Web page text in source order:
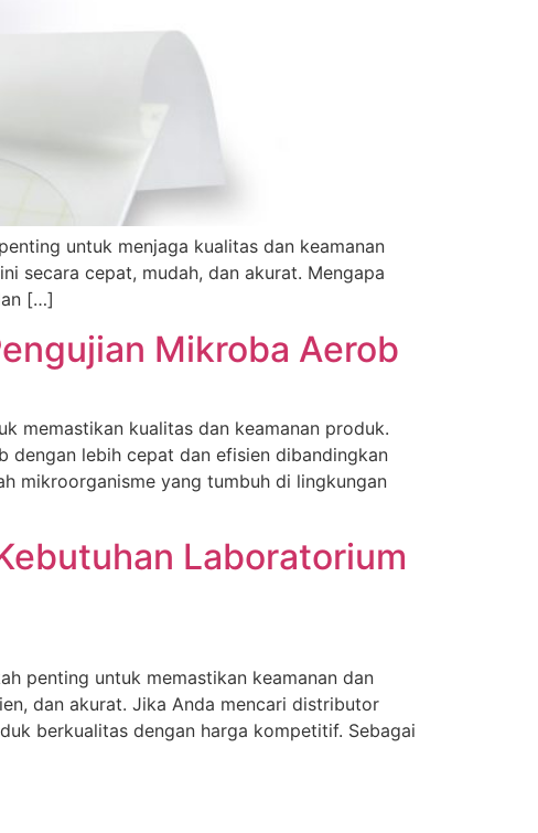
untuk menjaga kualitas dan keamanan
secara cepat, mudah, dan akurat. Mengapa
[…]
Mikroba Aerob
memastikan kualitas dan keamanan produk.
dengan lebih cepat dan efisien dibandingkan
mikroorganisme yang tumbuh di lingkungan
Laboratorium
penting untuk memastikan keamanan dan
dan akurat. Jika Anda mencari distributor
berkualitas dengan harga kompetitif. Sebagai